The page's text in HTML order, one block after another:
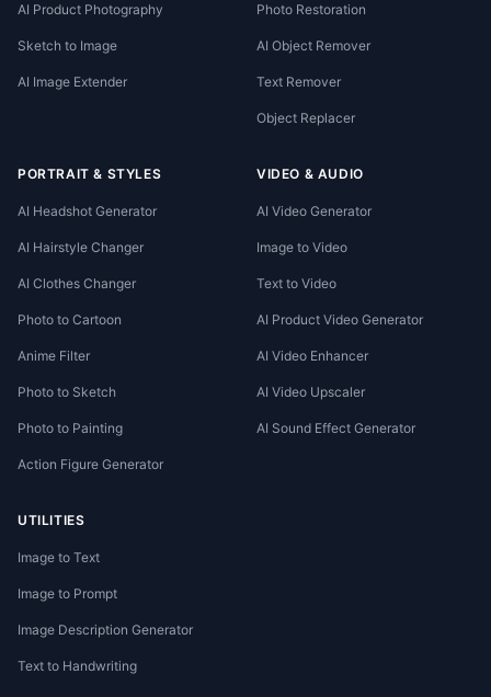
AI Product Photography
Sketch to Image
AI Image Extender
Photo Restoration
AI Object Remover
Text Remover
Object Replacer
PORTRAIT & STYLES
AI Headshot Generator
AI Hairstyle Changer
AI Clothes Changer
Photo to Cartoon
Anime Filter
Photo to Sketch
Photo to Painting
Action Figure Generator
VIDEO & AUDIO
AI Video Generator
Image to Video
Text to Video
AI Product Video Generator
AI Video Enhancer
AI Video Upscaler
AI Sound Effect Generator
UTILITIES
Image to Text
Image to Prompt
Image Description Generator
Text to Handwriting